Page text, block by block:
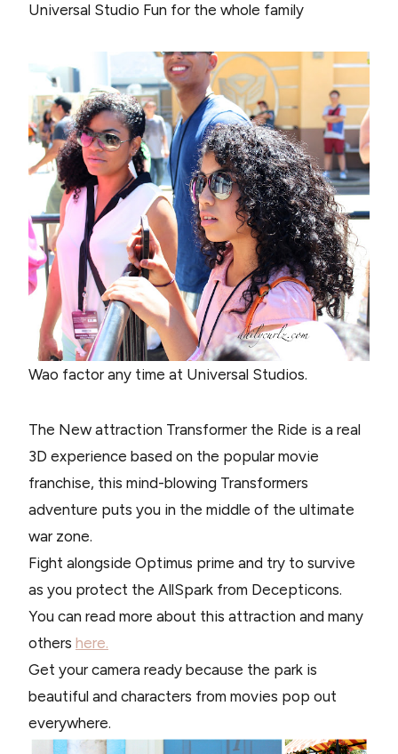
Universal Studio Fun for the whole family
Wao factor any time at Universal Studios.
The New attraction Transformer the Ride is a real
3D experience based on the popular movie
franchise, this mind-blowing Transformers
adventure puts you in the middle of the ultimate
war zone.
Fight alongside Optimus prime and try to survive
as you protect the AllSpark from Decepticons.
You can read more about this attraction and many
others here.
Get your camera ready because the park is
beautiful and characters from movies pop out
everywhere.